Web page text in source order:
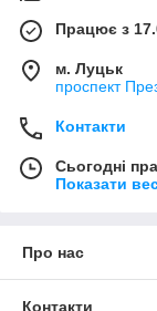
Працює з
м. Луцьк
проспект
Контакти
Сьогодні
Показати
Про нас
Контакти